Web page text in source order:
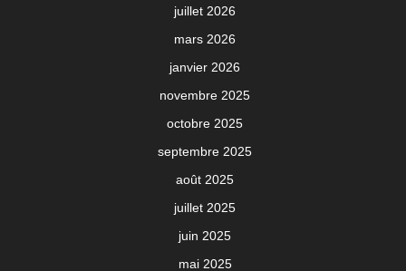
juillet 2026
mars 2026
janvier 2026
novembre 2025
octobre 2025
septembre 2025
août 2025
juillet 2025
juin 2025
mai 2025